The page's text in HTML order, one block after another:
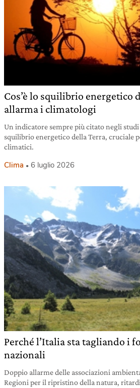
Cos’è lo squilibrio energetico
allarma i climatologi
Un indicatore sempre più citato negli
squilibrio energetico della Terra, cruciale
climatici.
Clima 6 luglio 2026
Perché l’Italia sta tagliando i
nazionali
Doppio allarme delle associazioni
Regioni per il ripristino della natura,